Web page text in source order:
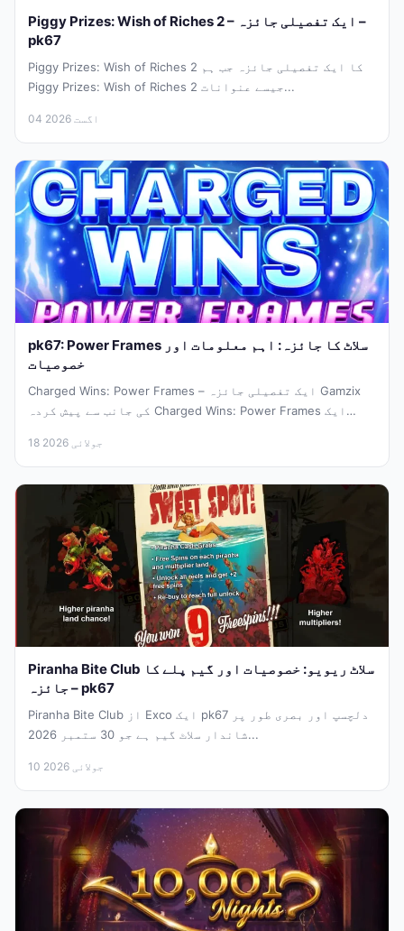
Piggy Prizes: Wish of Riches 2 – ایک تفصیلی جائزہ –
pk67
Piggy Prizes: Wish of Riches 2 کا ایک تفصیلی جائزہ جب ہم
Piggy Prizes: Wish of Riches 2 جیسے عنوانات...
04 اگست 2026
pk67: Power Frames سلاٹ کا جائزہ: اہم معلومات اور
خصوصیات
Charged Wins: Power Frames – ایک تفصیلی جائزہ Gamzix
کی جانب سے پیش کردہ Charged Wins: Power Frames ایک
18 جولائی 2026
Piranha Bite Club سلاٹ ریویو: خصوصیات اور گیم پلے کا
جائزہ – pk67
Piranha Bite Club از Exco ایک pk67 دلچسپ اور بصری طور پر
شاندار سلاٹ گیم ہے جو 30 ستمبر 2026...
10 جولائی 2026